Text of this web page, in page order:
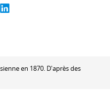
en 1870. D'après des